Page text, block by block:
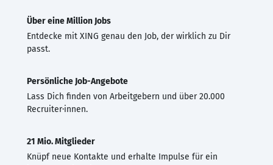
Über eine Million Jobs
Entdecke mit XING genau den Job, der wirklich zu Dir
passt.
Persönliche Job-Angebote
Lass Dich finden von Arbeitgebern und über 20.000
Recruiter·innen.
21 Mio. Mitglieder
Knüpf neue Kontakte und erhalte Impulse für ein